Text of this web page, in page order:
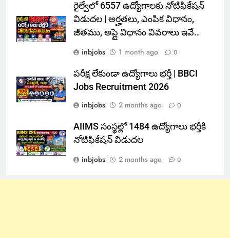
రైల్వేలో 6557 ఉద్యోగాలకు నోటిఫికేషన్
విడుదల | అర్హతలు, ఎంపిక విధానం,
జీతము, అప్లై విధానం వివరాలు ఇవే..
inbjobs
1 month ago 0
పరీక్ష లేకుండా ఉద్యోగాలు భర్తీ | BBCI
Jobs Recruitment 2026
inbjobs
2 months ago 0
AIIMS సంస్థల్లో 1484 ఉద్యోగాలు భర్తీకి
నోటిఫికేషన్ విడుదల
inbjobs
2 months ago 0